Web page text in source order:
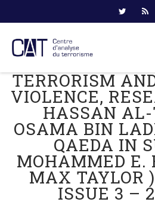
Skip
to
content
TERRORISM
VIOLENCE,
HASSAN
OSAMA BIN
QAEDA IN
MOHAMMED E.
MAX TAYLOR
ISSUE 3 –